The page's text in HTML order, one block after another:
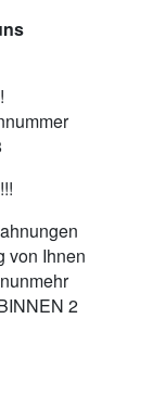
von Ihnen
2